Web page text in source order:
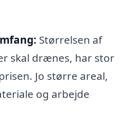
Størrelsen af
skal drænes, har stor
Jo større areal,
og arbejde